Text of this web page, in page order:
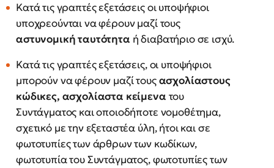
Κατά τις γραπτές εξετάσεις οι υποψήφιοι
υποχρεούνται να φέρουν μαζί τους
αστυνομική ταυτότητα ή διαβατήριο σε ισχύ.
Κατά τις γραπτές εξετάσεις, οι υποψήφιοι
μπορούν να φέρουν μαζί τουςασχολίαστους
κώδικες, ασχολίαστα κείμενα του
Συντάγματος και οποιοδήποτε νομοθέτημα,
σχετικό με την εξεταστέα ύλη, ήτοι και σε
φωτοτυπίες των άρθρων των κωδίκων,
φωτοτυπία του Συντάγματος, φωτοτυπίες των